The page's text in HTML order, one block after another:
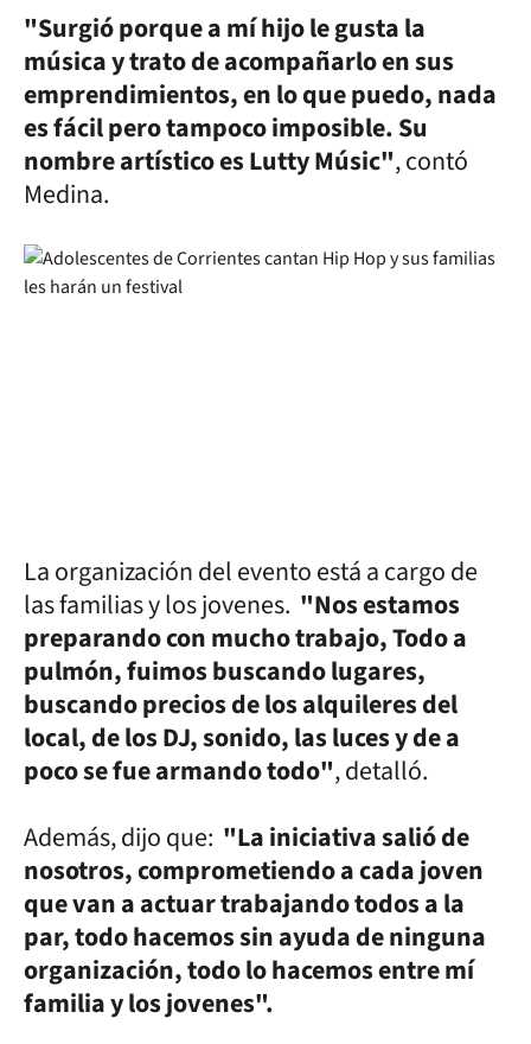
"Surgió porque a mí hijo le gusta la
música y trato de acompañarlo en sus
emprendimientos, en lo que puedo, nada
es fácil pero tampoco imposible. Su
nombre artístico es Lutty Músic", contó
Medina.
La organización del evento está a cargo de
las familias y los jovenes. "Nos estamos
preparando con mucho trabajo, Todo a
pulmón, fuimos buscando lugares,
buscando precios de los alquileres del
local, de los DJ, sonido, las luces y de a
poco se fue armando todo", detalló.
Además, dijo que: "La iniciativa salió de
nosotros, comprometiendo a cada joven
que van a actuar trabajando todos a la
par, todo hacemos sin ayuda de ninguna
organización, todo lo hacemos entre mí
familia y los jovenes".